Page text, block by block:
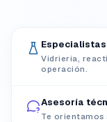
Vidriería,
operación.
Asesoría
Te orientamos